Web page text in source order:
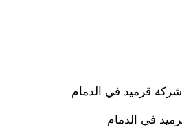
شركة قرميد في الدمام